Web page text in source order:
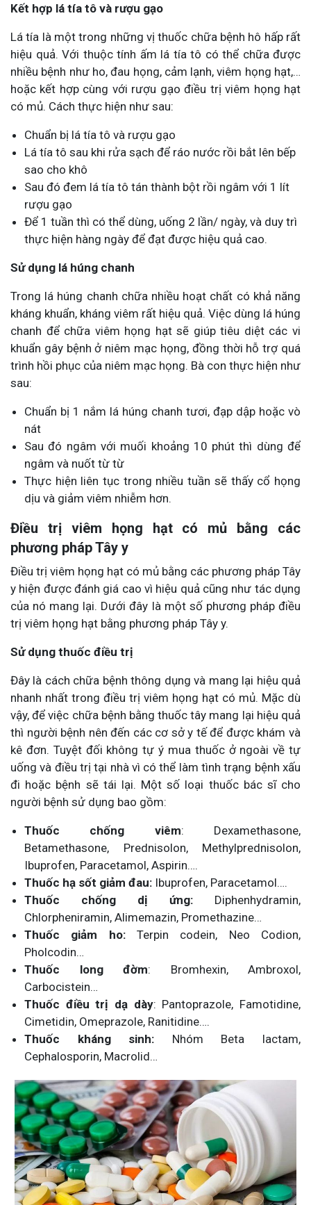
Kết hợp lá tía tô và rượu gạo
Lá tía là một trong những vị thuốc chữa bệnh hô hấp rất
hiệu quả. Với thuộc tính ấm lá tía tô có thể chữa được
nhiều bệnh như ho, đau họng, cảm lạnh, viêm họng hạt,…
hoặc kết hợp cùng với rượu gạo điều trị viêm họng hạt
có mủ. Cách thực hiện như sau:
Chuẩn bị lá tía tô và rượu gạo
Lá tía tô sau khi rửa sạch để ráo nước rồi bắt lên bếp
sao cho khô
Sau đó đem lá tía tô tán thành bột rồi ngâm với 1 lít
rượu gạo
Để 1 tuần thì có thể dùng, uống 2 lần/ ngày, và duy trì
thực hiện hàng ngày để đạt được hiệu quả cao.
Sử dụng lá húng chanh
Trong lá húng chanh chữa nhiều hoạt chất có khả năng
kháng khuẩn, kháng viêm rất hiệu quả. Việc dùng lá húng
chanh để chữa viêm họng hạt sẽ giúp tiêu diệt các vi
khuẩn gây bệnh ở niêm mạc họng, đồng thời hỗ trợ quá
trình hồi phục của niêm mạc họng. Bà con thực hiện như
sau:
Chuẩn bị 1 nắm lá húng chanh tươi, đạp dập hoặc vò
nát
Sau đó ngâm với muối khoảng 10 phút thì dùng để
ngâm và nuốt từ từ
Thực hiện liên tục trong nhiều tuần sẽ thấy cổ họng
dịu và giảm viêm nhiễm hơn.
Điều trị viêm họng hạt có mủ bằng các
phương pháp Tây y
Điều trị viêm họng hạt có mủ bằng các phương pháp Tây
y hiện được đánh giá cao vì hiệu quả cũng như tác dụng
của nó mang lại. Dưới đây là một số phương pháp điều
trị viêm họng hạt bằng phương pháp Tây y.
Sử dụng thuốc điều trị
Đây là cách chữa bệnh thông dụng và mang lại hiệu quả
nhanh nhất trong điều trị viêm họng hạt có mủ. Mặc dù
vậy, để việc chữa bệnh bằng thuốc tây mang lại hiệu quả
thì người bệnh nên đến các cơ sở y tế để được khám và
kê đơn. Tuyệt đối không tự ý mua thuốc ở ngoài về tự
uống và điều trị tại nhà vì có thể làm tình trạng bệnh xấu
đi hoặc bệnh sẽ tái lại. Một số loại thuốc bác sĩ cho
người bệnh sử dụng bao gồm:
Thuốc chống viêm: Dexamethasone,
Betamethasone, Prednisolon, Methylprednisolon,
Ibuprofen, Paracetamol, Aspirin….
Thuốc hạ sốt giảm đau: Ibuprofen, Paracetamol….
Thuốc chống dị ứng: Diphenhydramin,
Chlorpheniramin, Alimemazin, Promethazine…
Thuốc giảm ho:Terpin codein, Neo Codion,
Pholcodin…
Thuốc long đờm: Bromhexin, Ambroxol,
Carbocistein…
Thuốc điều trị dạ dày: Pantoprazole, Famotidine,
Cimetidin, Omeprazole, Ranitidine….
Thuốc kháng sinh: Nhóm Beta lactam,
Cephalosporin, Macrolid…